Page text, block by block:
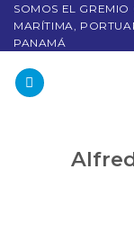
SOMOS EL GREMIO
MARÍTIMA,
PANAMÁ